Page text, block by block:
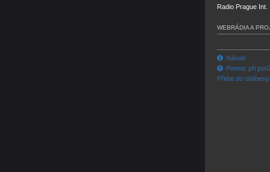
Radio Prague Int.
WEBRÁDIA A
Návod
Pomoc při
Přidat do